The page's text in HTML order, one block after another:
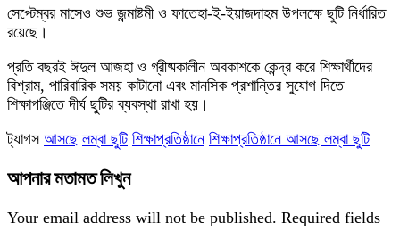
সেপ্টেম্বর মাসেও শুভ জন্মাষ্টমী ও ফাতেহা-ই-ইয়াজদাহম উপলক্ষে ছুটি নির্ধারিত
রয়েছে।
প্রতি বছরই ঈদুল আজহা ও গ্রীষ্মকালীন অবকাশকে কেন্দ্র করে শিক্ষার্থীদের
বিশ্রাম, পারিবারিক সময় কাটানো এবং মানসিক প্রশান্তির সুযোগ দিতে
শিক্ষাপঞ্জিতে দীর্ঘ ছুটির ব্যবস্থা রাখা হয়।
ট্যাগস আসছে লম্বা ছুটি শিক্ষাপ্রতিষ্ঠানে শিক্ষাপ্রতিষ্ঠানে আসছে লম্বা ছুটি
আপনার মতামত লিখুন
Your email address will not be published. Required fields